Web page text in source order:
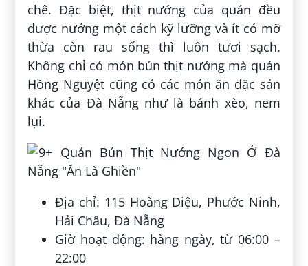
chê. Đặc biệt, thịt nướng của quán đều
được nướng một cách kỹ lưỡng và ít có mỡ
thừa còn rau sống thì luôn tươi sạch.
Không chỉ có món bún thịt nướng mà quán
Hồng Nguyệt cũng có các món ăn đặc sản
khác của Đà Nẵng như là bánh xèo, nem
lụi.
Địa chỉ: 115 Hoàng Diệu, Phước Ninh,
Hải Châu, Đà Nẵng
Giờ hoạt động: hàng ngày, từ 06:00 –
22:00